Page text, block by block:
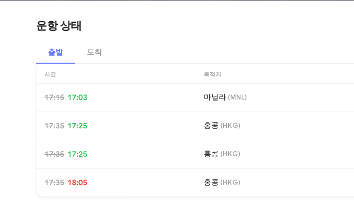
운항 상태
출발 도착
시간 목적지
17:15 17:03 마닐라 (MNL)
17:35 17:25 홍콩 (HKG)
17:35 17:25 홍콩 (HKG)
17:35 18:05 홍콩 (HKG)